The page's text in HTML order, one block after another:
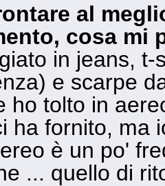
al
cosa mi
in jeans,
e scarpe
ho tolto in
ha fornito, ma
è un po'
... quello di